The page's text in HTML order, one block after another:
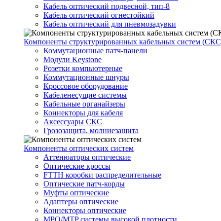
Кабель оптический подвесной, тип-8
Кабель оптический огнестойкий
Кабель оптический для пневмозадувки
Компоненты структурированных кабельных систем
Коммутационные патч-панели
Модули Keystone
Розетки компьютерные
Коммутационные шнуры
Кроссовое оборудование
Кабеленесущие системы
Кабельные органайзеры
Коннекторы для кабеля
Аксессуары СКС
Грозозащита, молниезащита
Компоненты оптических систем
Аттенюаторы оптические
Оптические кроссы
FTTH коробки распределительные
Оптические патч-корды
Муфты оптические
Адаптеры оптические
Коннекторы оптические
MPO/MTP системы высокой плотности